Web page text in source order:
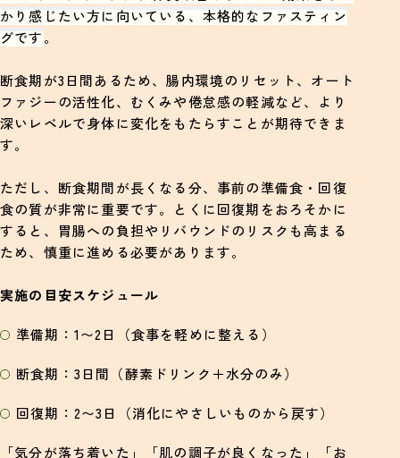
かり感じたい方に向いている、本格的なファスティン
グです。
断食期が3日間あるため、腸内環境のリセット、オート
ファジーの活性化、むくみや倦怠感の軽減など、より
深いレベルで身体に変化をもたらすことが期待できま
す。
ただし、断食期間が長くなる分、事前の準備食・回復
食の質が非常に重要です。とくに回復期をおろそかに
すると、胃腸への負担やリバウンドのリスクも高まる
ため、慎重に進める必要があります。
実施の目安スケジュール
準備期：1〜2日（食事を軽めに整える）
断食期：3日間（酵素ドリンク＋水分のみ）
回復期：2〜3日（消化にやさしいものから戻す）
「気分が落ち着いた」「肌の調子が良くなった」「お